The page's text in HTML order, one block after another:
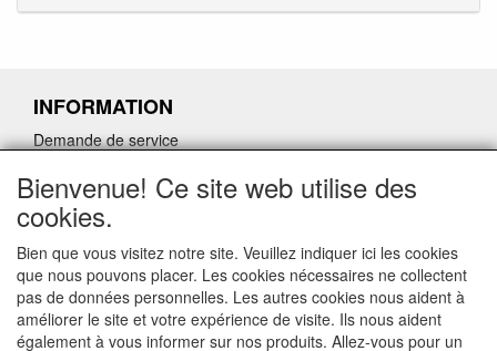
INFORMATION
Demande de service
Demander un lien d'annulation
CONTACTGEGEVENS
Bienvenue! Ce site web utilise des
cookies.
Bien que vous visitez notre site. Veuillez indiquer ici les cookies
que nous pouvons placer. Les cookies nécessaires ne collectent
pas de données personnelles. Les autres cookies nous aident à
améliorer le site et votre expérience de visite. Ils nous aident
également à vous informer sur nos produits. Allez-vous pour un